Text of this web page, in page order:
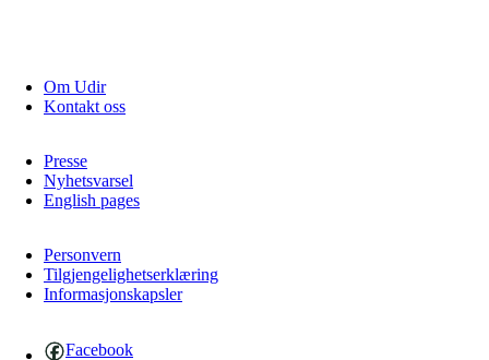
Om Udir
Kontakt oss
Presse
Nyhetsvarsel
English pages
Personvern
Tilgjengelighetserklæring
Informasjonskapsler
Facebook